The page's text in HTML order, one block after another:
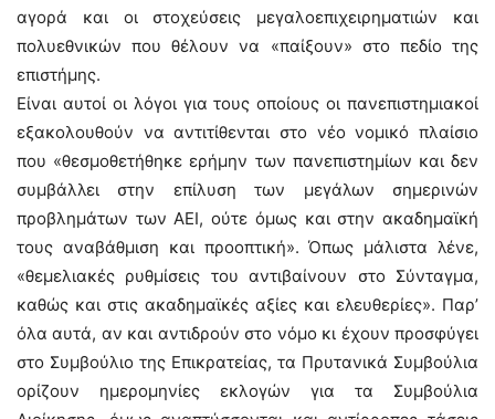
αγορά και οι στοχεύσεις μεγαλοεπιχειρηματιών και
πολυεθνικών που θέλουν να «παίξουν» στο πεδίο της
επιστήμης.
Είναι αυτοί οι λόγοι για τους οποίους οι πανεπιστημιακοί
εξακολουθούν να αντιτίθενται στο νέο νομικό πλαίσιο
που «θεσμοθετήθηκε ερήμην των πανεπιστημίων και δεν
συμβάλλει στην επίλυση των μεγάλων σημερινών
προβλημάτων των ΑΕΙ, ούτε όμως και στην ακαδημαϊκή
τους αναβάθμιση και προοπτική». Όπως μάλιστα λένε,
«θεμελιακές ρυθμίσεις του αντιβαίνουν στο Σύνταγμα,
καθώς και στις ακαδημαϊκές αξίες και ελευθερίες». Παρ’
όλα αυτά, αν και αντιδρούν στο νόμο κι έχουν προσφύγει
στο Συμβούλιο της Επικρατείας, τα Πρυτανικά Συμβούλια
ορίζουν ημερομηνίες εκλογών για τα Συμβούλια